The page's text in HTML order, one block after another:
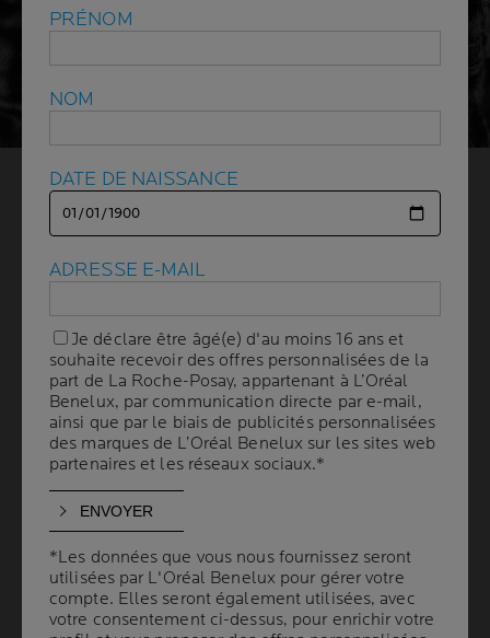
COMMENT DIFFÉRENCIER
LES DIFFÉRENTS TYPES DE
TACHES
QUE L’ON PEUT AVOIR
SUR LA PEAU ?
4 min. de lecture| By La Roche-Posay| 06 novembre 2025
Les taches sur le visage, également appelées
hyperpigmentations, sont des zones où la peau
présente une coloration plus foncée que le teint
naturel. Elles résultent d'une production excessive de
mélanine, le pigment responsable de la couleur de la
peau. Plusieurs types de taches peuvent apparaître sur
PRÉNOM
NOM
DATE DE NAISSANCE
ADRESSE E-MAIL
Je déclare être âgé(e) d'au moins 16 ans et
souhaite recevoir des offres personnalisées de la
part de La Roche-Posay, appartenant à L’Oréal
Benelux, par communication directe par e-mail,
ainsi que par le biais de publicités personnalisées
des marques de L’Oréal Benelux sur les sites web
partenaires et les réseaux sociaux.*
*Les données que vous nous fournissez seront
utilisées par L'Oréal Benelux pour gérer votre
compte. Elles seront également utilisées, avec
votre consentement ci-dessus, pour enrichir votre
PRÉNOM
NOM
DATE DE NAISSANCE
ADRESSE E-MAIL
Je déclare être âgé(e) d'au moins 16 ans et
souhaite recevoir des offres personnalisées de la
part de La Roche-Posay, appartenant à L’Oréal
Benelux, par communication directe par e-mail,
ainsi que par le biais de publicités personnalisées
des marques de L’Oréal Benelux sur les sites web
partenaires et les réseaux sociaux.*
*Les données que vous nous fournissez seront
utilisées par L'Oréal Benelux pour gérer votre
compte. Elles seront également utilisées, avec
votre consentement ci-dessus, pour enrichir votre